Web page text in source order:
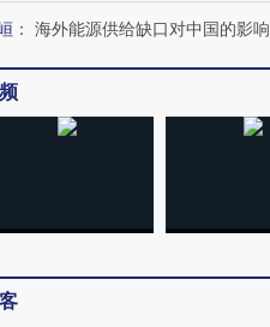
： 海外能源供给缺口对中国的影响